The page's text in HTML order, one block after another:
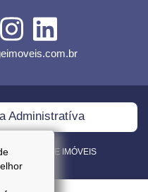
Administratíva
DE IMÓVEIS